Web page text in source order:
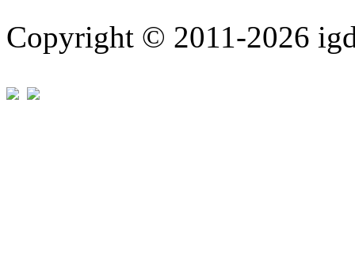
Copyright © 2011-2026